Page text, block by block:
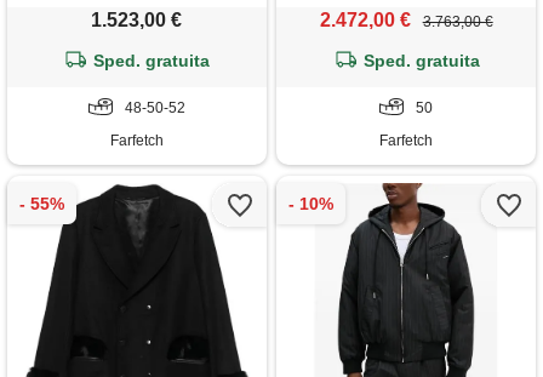
nero
1.523,00 €
Sped. gratuita
48-50-52
Farfetch
2.472,00 € 3.763,00 €
Sped. gratuita
50
Farfetch